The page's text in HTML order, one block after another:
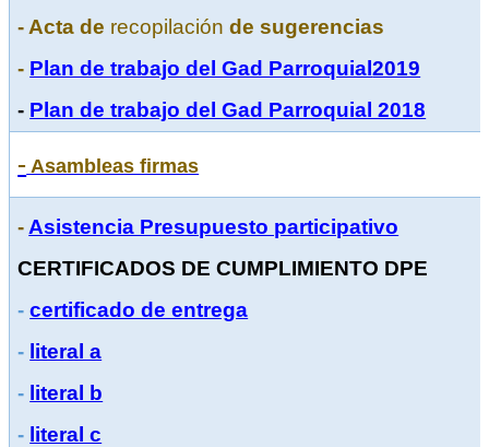
- Acta de recopilación de sugerencias
- Plan de trabajo del Gad Parroquial2019
- Plan de trabajo del Gad Parroquial 2018
- Asambleas firmas
- Asistencia Presupuesto participativo
CERTIFICADOS DE CUMPLIMIENTO DPE
-certificado de entrega
- literal a
- literal b
- literal c